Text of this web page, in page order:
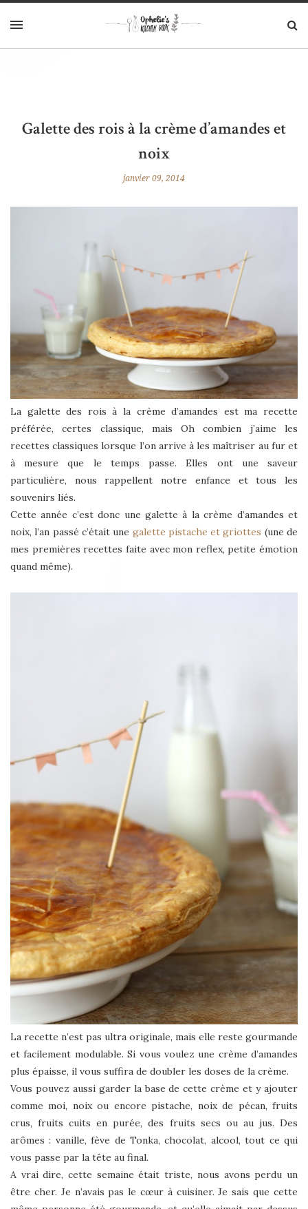
Galette des rois à la crème d’amandes et
noix
janvier 09, 2014
La galette des rois à la crème d’amandes est ma recette
préférée, certes classique, mais Oh combien j’aime les
recettes classiques lorsque l’on arrive à les maîtriser au fur et
à mesure que le temps passe. Elles ont une saveur
particulière, nous rappellent notre enfance et tous les
souvenirs liés.
Cette année c’est donc une galette à la crème d’amandes et
noix, l’an passé c’était une galette pistache et griottes (une de
mes premières recettes faite avec mon reflex, petite émotion
quand même).
La recette n’est pas ultra originale, mais elle reste gourmande
et facilement modulable. Si vous voulez une crème d’amandes
plus épaisse, il vous suffira de doubler les doses de la crème.
Vous pouvez aussi garder la base de cette crème et y ajouter
comme moi, noix ou encore pistache, noix de pécan, fruits
crus, fruits cuits en purée, des fruits secs ou au jus. Des
arômes : vanille, fève de Tonka, chocolat, alcool, tout ce qui
vous passe par la tête au final.
A vrai dire, cette semaine était triste, nous avons perdu un
être cher. Je n’avais pas le cœur à cuisiner. Je sais que cette